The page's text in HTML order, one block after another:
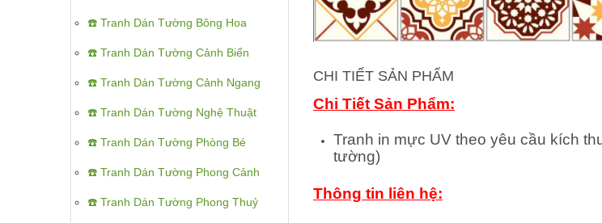
☎️ Tranh Dán Tường Bông Hoa
☎️ Tranh Dán Tường Cảnh Biển
☎️ Tranh Dán Tường Cảnh Ngang
☎️ Tranh Dán Tường Nghệ Thuật
☎️ Tranh Dán Tường Phòng Bé
☎️ Tranh Dán Tường Phong Cảnh
☎️ Tranh Dán Tường Phong Thuỷ
CHI TIẾT SẢN PHẨM
Chi Tiết Sản Phẩm:
Tranh in mực UV theo yêu cầu kích
tường)
Thông tin liên hệ: